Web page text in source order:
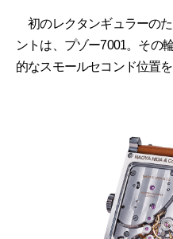
初のレクタンギュラーの
ントは、プゾー7001。その
的なスモールセコンド位置を